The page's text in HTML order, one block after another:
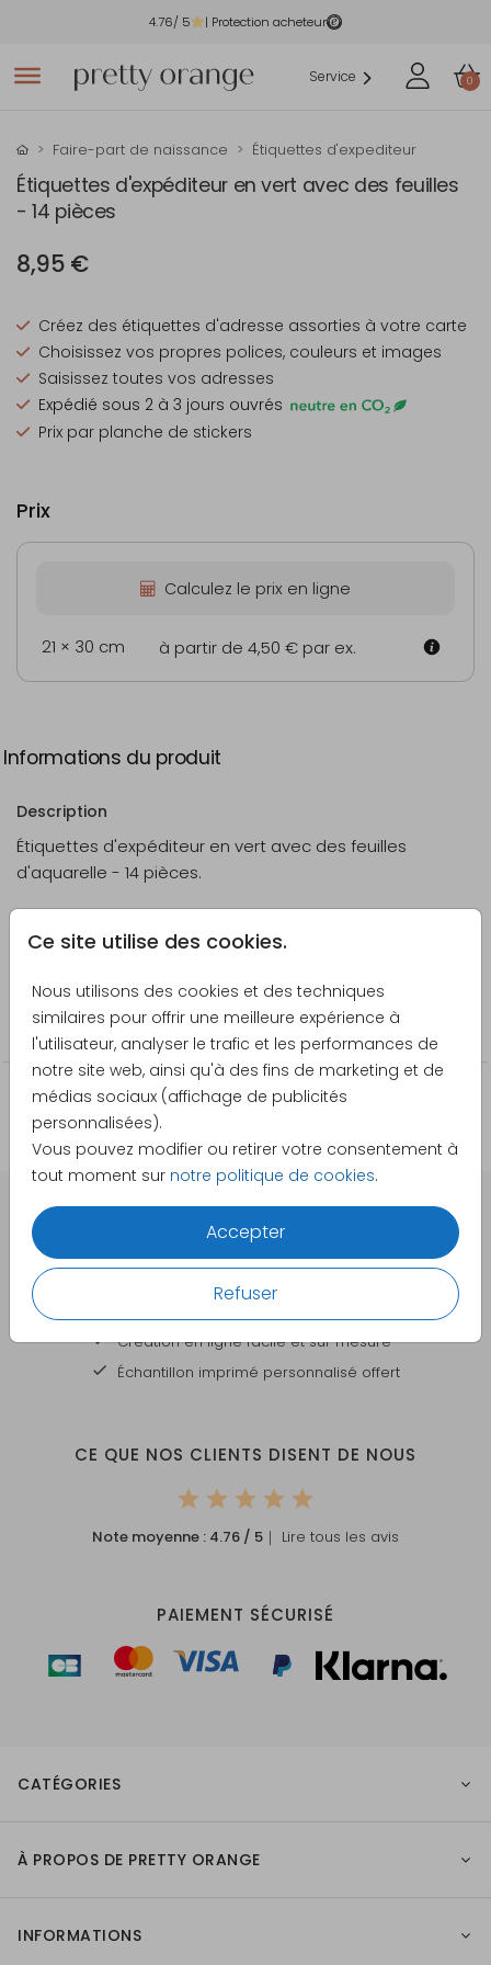
4.76/ 5 | Protection acheteur
Service 0
Ce site utilise des cookies.
Nous utilisons des cookies et des techniques
similaires pour offrir une meilleure expérience à
l'utilisateur, analyser le trafic et les performances de
notre site web, ainsi qu'à des fins de marketing et de
médias sociaux (affichage de publicités
personnalisées).
Vous pouvez modifier ou retirer votre consentement à
tout moment sur notre politique de cookies.
Accepter
Refuser
Faire-part de naissance Étiquettes d'expediteur
Étiquettes d'expéditeur en vert avec des feuilles
- 14 pièces
8,95 €
Créez des étiquettes d'adresse assorties à votre carte
Choisissez vos propres polices, couleurs et images
Saisissez toutes vos adresses
Expédié sous 2 à 3 jours ouvrés
Prix par planche de stickers
Prix
Calculez le prix en ligne
21 × 30 cm à partir de 4,50 € par ex.
Informations du produit
Description
Étiquettes d'expéditeur en vert avec des feuilles
d'aquarelle - 14 pièces.
Pretty Orange
Catégorie
Étiquettes d'expediteur
DES CARTES À PERSONNALISER POUR TOUTES VOS
GRANDES OCCASIONS
Création en ligne facile et sur mesure
Échantillon imprimé personnalisé offert
CE QUE NOS CLIENTS DISENT DE NOUS
Note moyenne : 4.76 / 5 ｜ Lire tous les avis
PAIEMENT SÉCURISÉ
CATÉGORIES
À PROPOS DE PRETTY ORANGE
INFORMATIONS